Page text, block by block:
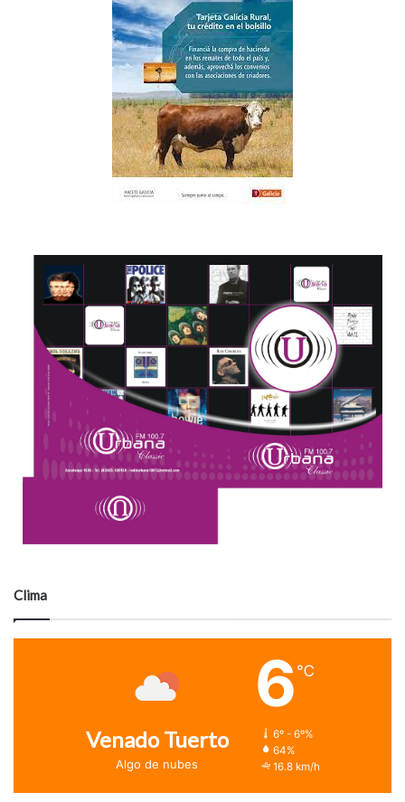
Clima
Venado Tuerto
Algo de nubes
6 ℃
6º - 6º%
64%
16.8 km/h